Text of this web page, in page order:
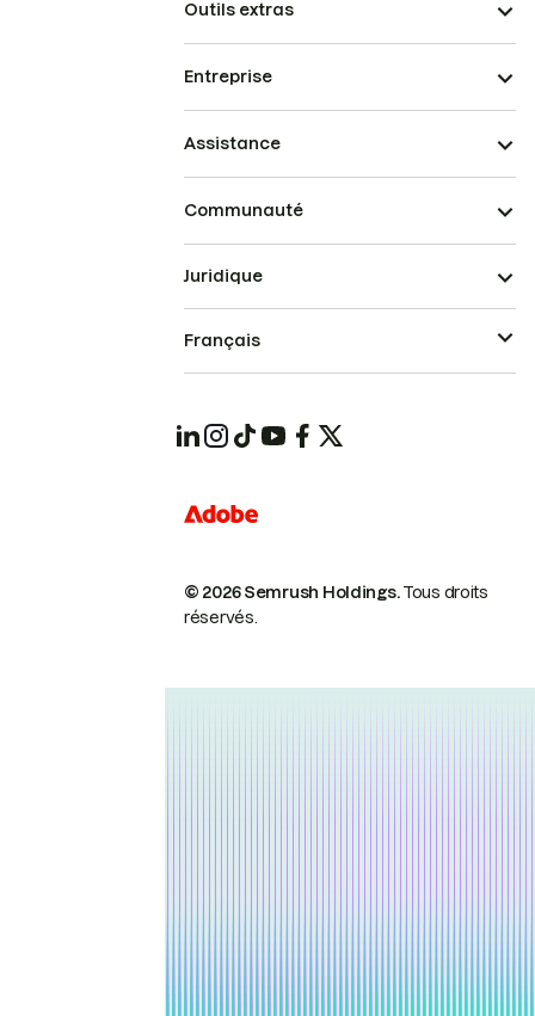
Outils extras
Entreprise
Assistance
Communauté
© 2026 Semrush Holdings.Tous droits
réservés.
Juridique
Français